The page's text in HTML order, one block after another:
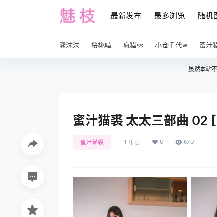
最新发布 最多浏览 随机
蠢沫沫 桜桃喵 疯猫ss 小仓千代w 蜜汁
虽然本站
蜜汁猫裘 太太三部曲 02
蜜汁猫裘 3 年前 0 670